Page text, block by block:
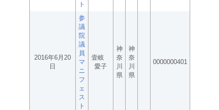
ト
2016年6月20
日
参
議
院
議
員
マ
ニ
フ
ェ
ス
ト
壹岐
愛子
神
奈
川
県
神
奈
川
県
0000000401